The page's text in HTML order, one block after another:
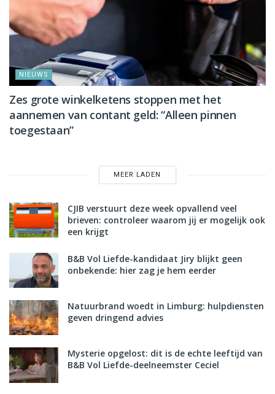
NIEUWS
Zes grote winkelketens stoppen met het
aannemen van contant geld: “Alleen pinnen
toegestaan”
MEER LADEN
CJIB verstuurt deze week opvallend veel
brieven: controleer waarom jij er mogelijk ook
een krijgt
B&B Vol Liefde-kandidaat Jiry blijkt geen
onbekende: hier zag je hem eerder
Natuurbrand woedt in Limburg: hulpdiensten
geven dringend advies
Mysterie opgelost: dit is de echte leeftijd van
B&B Vol Liefde-deelneemster Ceciel